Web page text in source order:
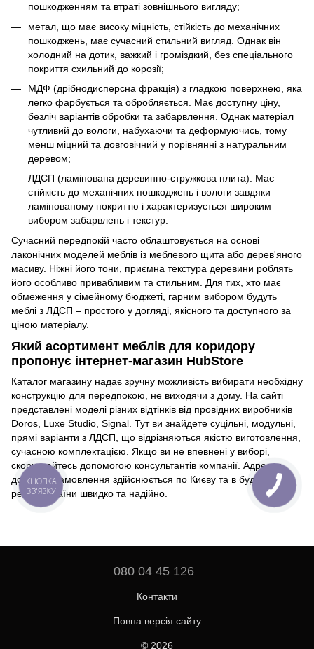
пошкодженням та втраті зовнішнього вигляду;
метал, що має високу міцність, стійкість до механічних
пошкоджень, має сучасний стильний вигляд. Однак він
холодний на дотик, важкий і громіздкий, без спеціального
покриття схильний до корозії;
МДФ (дрібнодисперсна фракція) з гладкою поверхнею, яка
легко фарбується та обробляється. Має доступну ціну,
безліч варіантів обробки та забарвлення. Однак матеріал
чутливий до вологи, набухаючи та деформуючись, тому
менш міцний та довговічний у порівнянні з натуральним
деревом;
ЛДСП (ламінована деревинно-стружкова плита). Має
стійкість до механічних пошкоджень і вологи завдяки
ламінованому покриттю і характеризується широким
вибором забарвлень і текстур.
Сучасний передпокій часто облаштовується на основі
лаконічних моделей меблів із меблевого щита або дерев'яного
масиву. Ніжні його тони, приємна текстура деревини роблять
його особливо привабливим та стильним. Для тих, хто має
обмеження у сімейному бюджеті, гарним вибором будуть
меблі з ЛДСП – простого у догляді, якісного та доступного за
ціною матеріалу.
Який асортимент меблів для коридору
пропонує інтернет-магазин HubStore
Каталог магазину надає зручну можливість вибирати необхідну
конструкцію для передпокою, не виходячи з дому. На сайті
представлені моделі різних відтінків від провідних виробників
Doros, Luxe Studio, Signal. Тут ви знайдете суцільні, модульні,
прямі варіанти з ЛДСП, що відрізняються якістю виготовлення,
сучасною комплектацією. Якщо ви не впевнені у виборі,
скористайтесь допомогою консультантів компанії. Адресна
доставка замовлення здійснюється по Києву та в будь-який
регіон України швидко та надійно.
080 04 45 126
Контакти
Повна версія сайту
© 2026
КНОПКА
ЗВ'ЯЗКУ